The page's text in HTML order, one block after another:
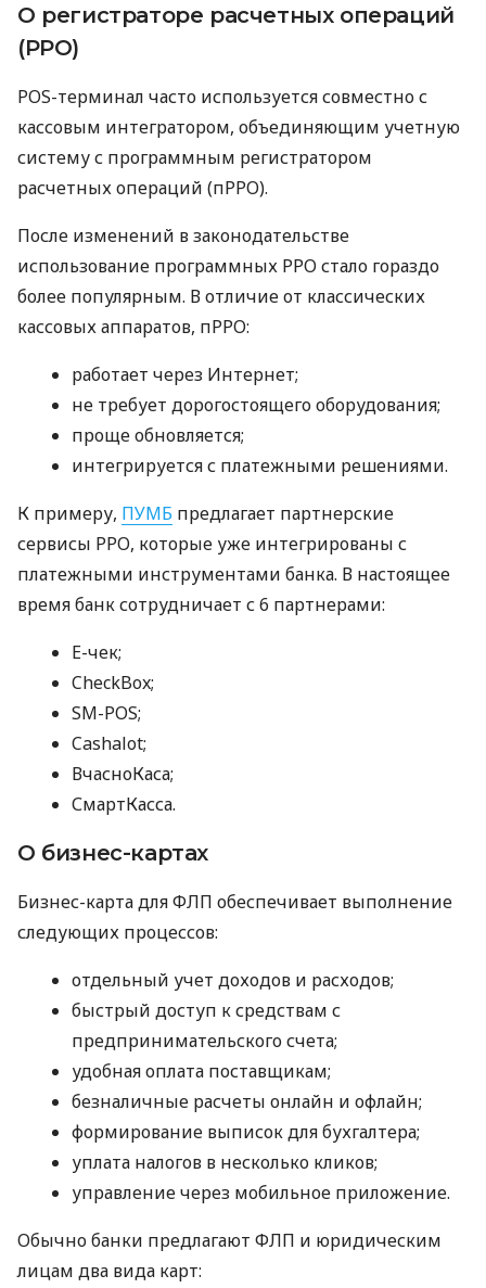
О регистраторе расчетных операций
(РРО)
POS-терминал часто используется совместно с
кассовым интегратором, объединяющим учетную
систему с программным регистратором
расчетных операций (пРРО).
После изменений в законодательстве
использование программных РРО стало гораздо
более популярным. В отличие от классических
кассовых аппаратов, пРРО:
работает через Интернет;
не требует дорогостоящего оборудования;
проще обновляется;
интегрируется с платежными решениями.
К примеру, ПУМБ предлагает партнерские
сервисы РРО, которые уже интегрированы с
платежными инструментами банка. В настоящее
время банк сотрудничает с 6 партнерами:
E-чек;
CheckBox;
SM-POS;
Cashalot;
ВчасноКаса;
СмартКасса.
О бизнес-картах
Бизнес-карта для ФЛП обеспечивает выполнение
следующих процессов:
отдельный учет доходов и расходов;
быстрый доступ к средствам с
предпринимательского счета;
удобная оплата поставщикам;
безналичные расчеты онлайн и офлайн;
формирование выписок для бухгалтера;
уплата налогов в несколько кликов;
управление через мобильное приложение.
Обычно банки предлагают ФЛП и юридическим
лицам два вида карт: